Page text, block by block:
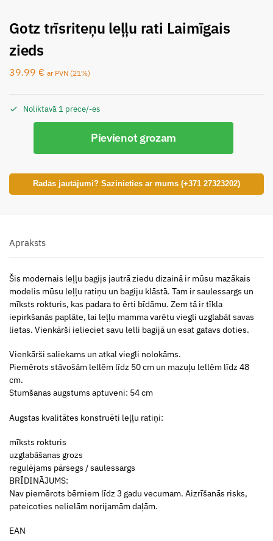
Gotz trīsriteņu leļļu rati Laimīgais
zieds
39.99 € ar PVN (21%)
Noliktavā 1 prece/-es
Pievienot grozam
Radās jautājumi? Sazinieties ar mums (+371 27323202)
Apraksts
Šis modernais leļļu bagijs jautrā ziedu dizainā ir mūsu mazākais
modelis mūsu leļļu ratiņu un bagiju klāstā. Tam ir saulessargs un
mīksts rokturis, kas padara to ērti bīdāmu. Zem tā ir tīkla
iepirkšanās paplāte, lai leļļu mamma varētu viegli uzglabāt savas
lietas. Vienkārši ielieciet savu lelli bagijā un esat gatavs doties.
Vienkārši saliekams un atkal viegli nolokāms.
Piemērots stāvošām lellēm līdz 50 cm un mazuļu lellēm līdz 48
cm.
Stumšanas augstums aptuveni: 54 cm
Augstas kvalitātes konstruēti leļļu ratiņi:
mīksts rokturis
uzglabāšanas grozs
regulējams pārsegs / saulessargs
BRĪDINĀJUMS:
Nav piemērots bērniem līdz 3 gadu vecumam. Aizrīšanās risks,
pateicoties nelielām norijamām daļām.
EAN